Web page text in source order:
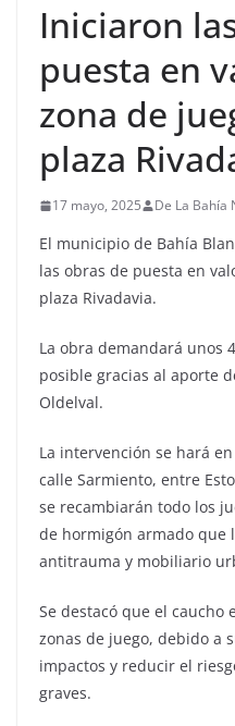
Iniciaron
puesta en
zona de
plaza
17 mayo, 2025 De La Bahía
El municipio de Bahía
las obras de puesta en
plaza Rivadavia.
La obra demandará unos
posible gracias al aporte
Oldelval.
La intervención se hará
calle Sarmiento, entre
se recambiarán todo los
de hormigón armado que
antitrauma y mobiliario
Se destacó que el caucho
zonas de juego, debido a
impactos y reducir el
graves.